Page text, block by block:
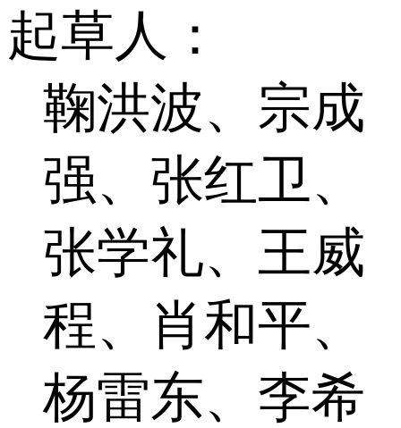
起草人：
鞠洪波、宗成
强、张红卫、
张学礼、王威
程、肖和平、
杨雷东、李希